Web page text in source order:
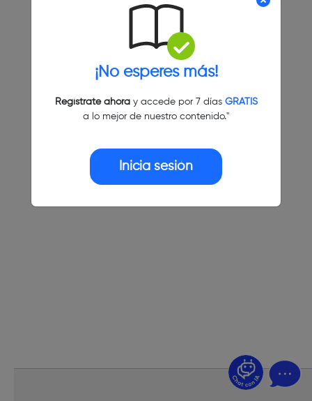
¡No esperes más!
Regístrate ahoray accede por 7 días GRATIS
a lo mejor de nuestro contenido."
Inicia sesión